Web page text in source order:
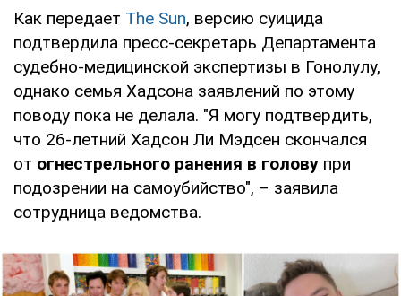
Как передает The Sun, версию суицида
подтвердила пресс-секретарь Департамента
судебно-медицинской экспертизы в Гонолулу,
однако семья Хадсона заявлений по этому
поводу пока не делала. "Я могу подтвердить,
что 26-летний Хадсон Ли Мэдсен скончался
от огнестрельного ранения в голову при
подозрении на самоубийство", – заявила
сотрудница ведомства.